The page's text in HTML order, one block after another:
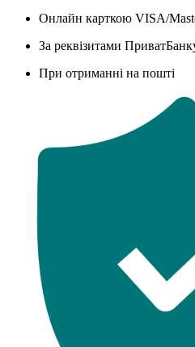
Онлайн карткою VISA/
За реквізитами
При отриманні на пошті